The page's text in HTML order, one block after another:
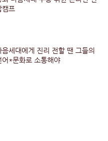
캠프
음세대에게 진리 전할 땐 그들의
어*문화로 소통해야